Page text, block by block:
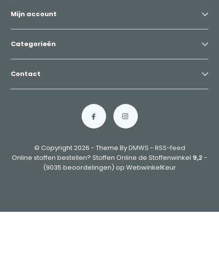
Mijn account
Categorieën
Contact
© Copyright 2026 - Theme ByDMWS - RSS-feed
Online stoffen bestellen? Stoffen Online de Stoffenwinkel 9,2 -
(9035 beoordelingen) op WebwinkelKeur